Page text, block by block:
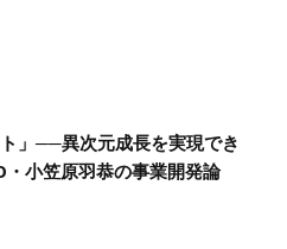
」──異次元成長を実現でき
小笠原羽恭の事業開発論